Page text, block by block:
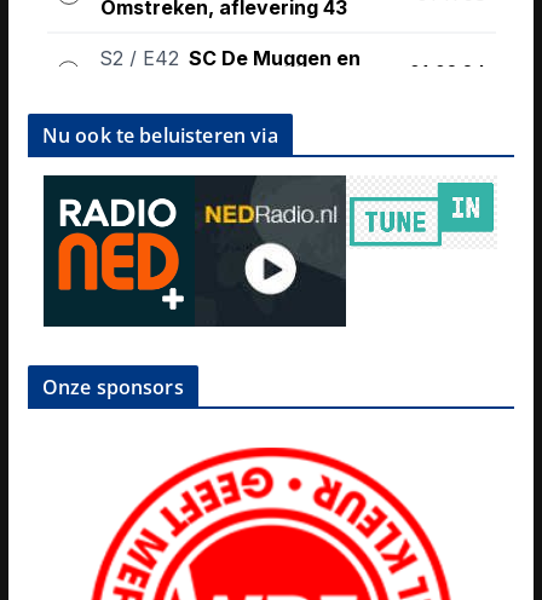
Nu ook te beluisteren via
Onze sponsors